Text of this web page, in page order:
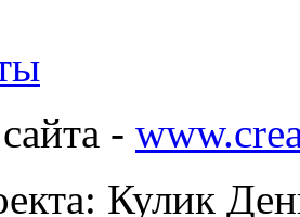
-
Кулик